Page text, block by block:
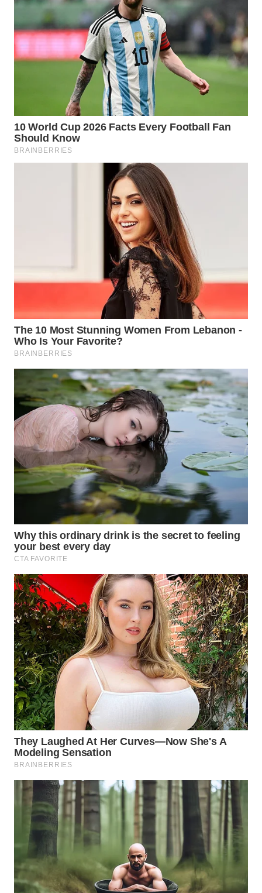
TIMUR
WN
SEMARANG
WN
BOROBUDUR
WN
MANDALIKA
WN
LIKUPANG
WN
LABUANBAJO
WN
BORNEO
Media
Group
NEWS
WAHANA
TANI
WAHANA
ADVOKAT
WAHANA
INFRASTRUKTUR
WAHANA
KONSUMEN
WAHANA
LISTRIK
WAHANA
TRAVEL
WAHANA
TV